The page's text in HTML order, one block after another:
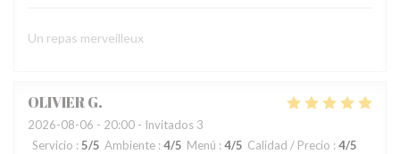
Un repas merveilleux
OLIVIERG
2026-08-06 - 20:00 - Invitados 3
Servicio : 5/5 Ambiente : 4/5 Menú : 4/5 Calidad / Precio : 4/5